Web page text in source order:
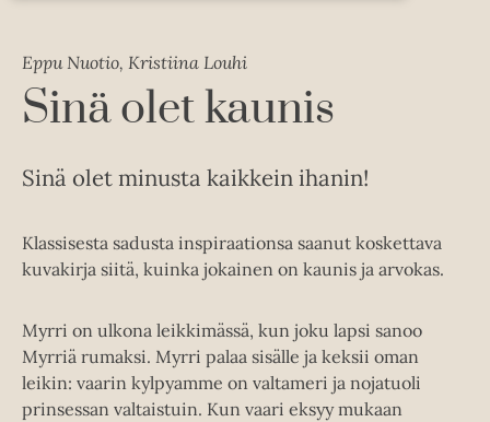
Eppu Nuotio, Kristiina Louhi
Sinä olet kaunis
Sinä olet minusta kaikkein ihanin!
Klassisesta sadusta inspiraationsa saanut koskettava
kuvakirja siitä, kuinka jokainen on kaunis ja arvokas.
Myrri on ulkona leikkimässä, kun joku lapsi sanoo
Myrriä rumaksi. Myrri palaa sisälle ja keksii oman
leikin: vaarin kylpyamme on valtameri ja nojatuoli
prinsessan valtaistuin. Kun vaari eksyy mukaan